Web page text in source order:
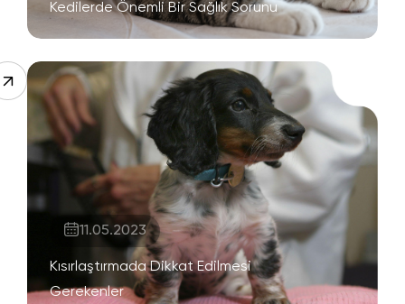
Kedilerde Önemli Bir Sağlık Sorunu
11.05.2023
Kısırlaştırmada Dikkat Edilmesi
Gerekenler